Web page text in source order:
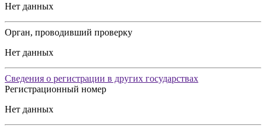
Нет данных
Орган, проводивший проверку
Нет данных
Сведения о регистрации в других государствах
Регистрационный номер
Нет данных